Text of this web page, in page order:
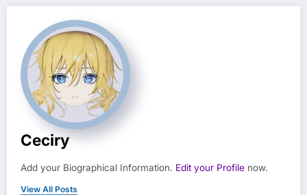
Ceciry
Add your Biographical Information. Edit your Profile now.
View All Posts